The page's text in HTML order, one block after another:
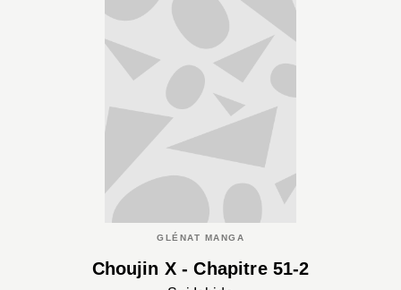
GLÉNAT MANGA
Choujin X - Chapitre 51-2